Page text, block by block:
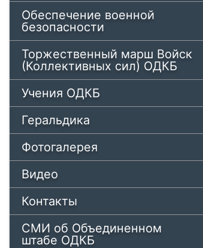
Обеспечение военной
безопасности
Торжественный марш Войск
(Коллективных сил) ОДКБ
Учения ОДКБ
Геральдика
Фотогалерея
Видео
Контакты
СМИ об Объединенном
штабе ОДКБ